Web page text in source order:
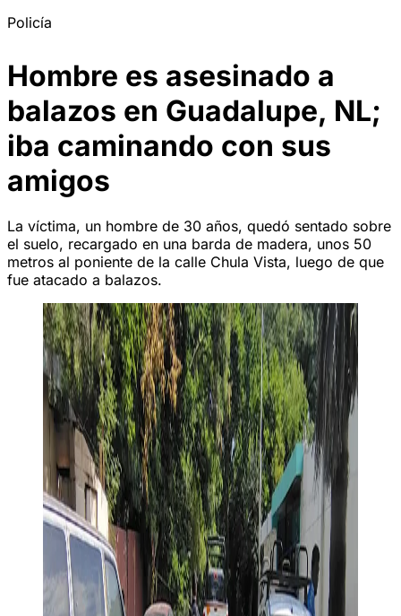
Policía
Hombre es asesinado a
balazos en Guadalupe, NL;
iba caminando con sus
amigos
La víctima, un hombre de 30 años, quedó sentado sobre
el suelo, recargado en una barda de madera, unos 50
metros al poniente de la calle Chula Vista, luego de que
fue atacado a balazos.